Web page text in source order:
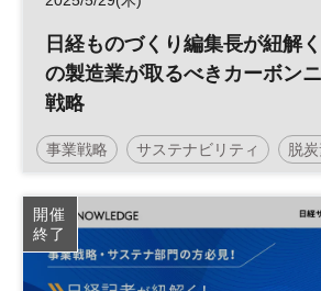
日経ものづくり編集長が紐解
の製造業が取るべきカーボン
戦略
事業戦略 サステナビリティ 脱
カーボンニュートラル 環境 製
開催
終了